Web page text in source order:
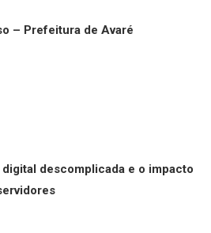
– Prefeitura de Avaré
descomplicada e o impacto